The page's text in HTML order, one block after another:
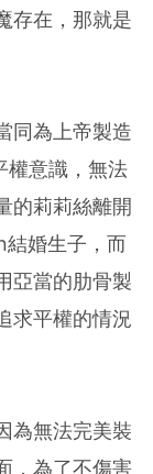
存在，那就是
同為上帝製造
權意識，無法
的莉莉絲離開
結婚生子，而
亞當的肋骨製
求平權的情況
為無法完美裝
，為了不傷害